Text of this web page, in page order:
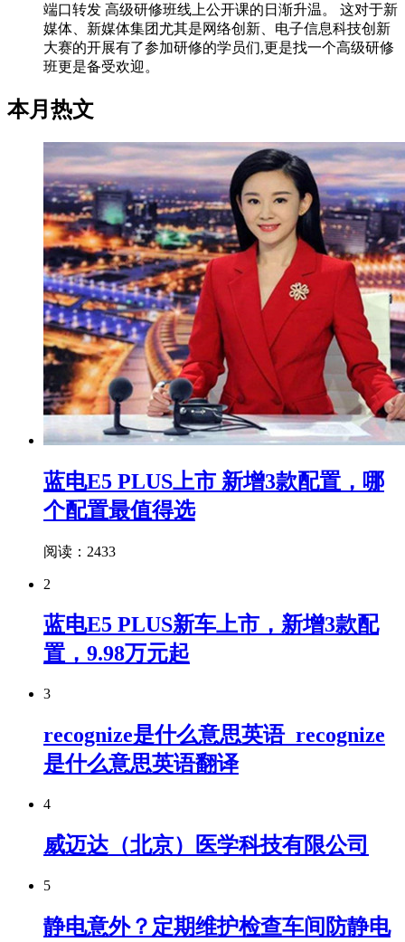
端口转发 高级研修班线上公开课的日渐升温。 这对于新
媒体、新媒体集团尤其是网络创新、电子信息科技创新
大赛的开展有了参加研修的学员们,更是找一个高级研修
班更是备受欢迎。
本月热文
蓝电E5 PLUS上市 新增3款配置，哪
个配置最值得选
阅读：2433
2
蓝电E5 PLUS新车上市，新增3款配
置，9.98万元起
3
recognize是什么意思英语_recognize
是什么意思英语翻译
4
威迈达（北京）医学科技有限公司
5
静电意外？定期维护检查车间防静电